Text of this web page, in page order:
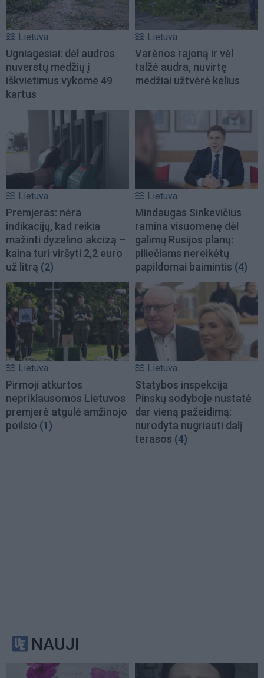
Lietuva
Ugniagesiai: dėl audros
nuverstų medžių į
iškvietimus vykome 49
kartus
Lietuva
Varėnos rajoną ir vėl
talžė audra, nuvirtę
medžiai užtvėrė kelius
Lietuva
Premjeras: nėra
indikacijų, kad reikia
mažinti dyzelino akcizą –
kaina turi viršyti 2,2 euro
už litrą (2)
Lietuva
Mindaugas Sinkevičius
ramina visuomenę dėl
galimų Rusijos planų:
piliečiams nereikėtų
papildomai baimintis (4)
Lietuva
Pirmoji atkurtos
nepriklausomos Lietuvos
premjerė atgulė amžinojo
poilsio (1)
Lietuva
Statybos inspekcija
Pinskų sodyboje nustatė
dar vieną pažeidimą:
nurodyta nugriauti dalį
terasos (4)
NAUJI